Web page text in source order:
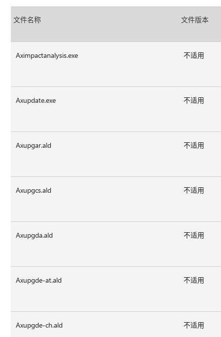
文件名称 文件版本
Aximpactanalysis.exe 不适用
Axupdate.exe 不适用
Axupgar.ald 不适用
Axupgcs.ald 不适用
Axupgda.ald 不适用
Axupgde-at.ald 不适用
Axupgde-ch.ald 不适用